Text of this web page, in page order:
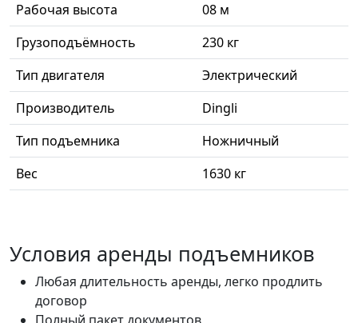
Рабочая высота
08 м
Грузоподъёмность
230 кг
Тип двигателя
Электрический
Производитель
Dingli
Тип подъемника
Ножничный
Вес
1630 кг
Условия аренды подъемников
Любая длительность аренды, легко продлить
договор